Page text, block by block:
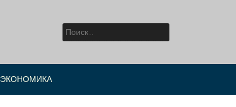
Найти:
ЭКОНОМИКА